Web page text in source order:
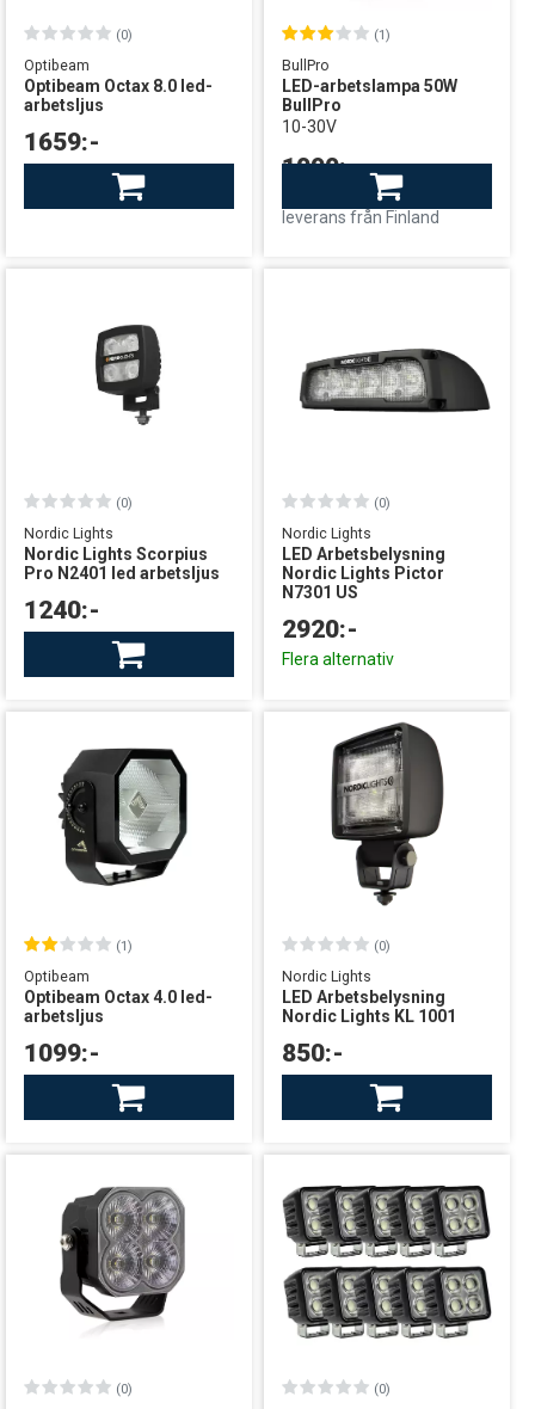
Optibeam
Optibeam Octax 8.0 led-
arbetsljus
(0)
1659:-
Finns i lager
leverans från Sverige
BullPro
LED-arbetslampa 50W
BullPro
10-30V
(1)
1090:-
leverans från Finland
Nordic Lights
Nordic Lights Scorpius
Pro N2401 led arbetsljus
(0)
1240:-
Finns i lager
leverans från centrallager
Nordic Lights
LED Arbetsbelysning
Nordic Lights Pictor
N7301 US
(0)
2920:-
Flera alternativ
Optibeam
Optibeam Octax 4.0 led-
arbetsljus
(1)
1099:-
Finns i lager
leverans från Sverige
Nordic Lights
LED Arbetsbelysning
Nordic Lights KL 1001
(0)
850:-
Finns i lager
leverans från Finland
(0) (0)